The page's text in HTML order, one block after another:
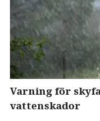
Varning för
vattenskador